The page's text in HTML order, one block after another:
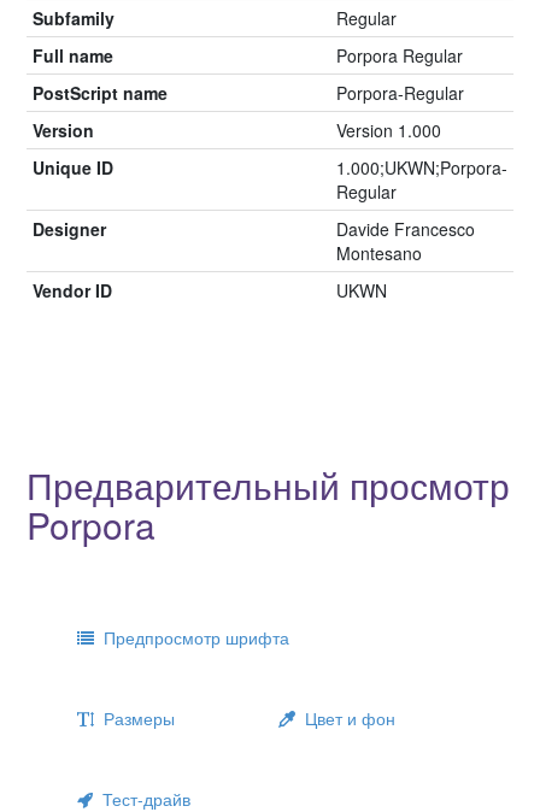
Subfamily
Regular
Full name
Porpora Regular
PostScript name
Porpora-Regular
Version
Version 1.000
Unique ID
1.000;UKWN;Porpora-
Regular
Designer
Davide Francesco
Montesano
Vendor ID
UKWN
Предварительный просмотр
Porpora
Предпросмотр шрифта
Размеры Цвет и фон
Тест-драйв